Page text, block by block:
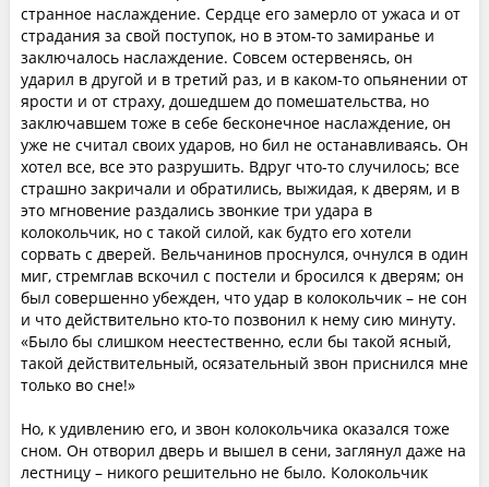
странное наслаждение. Сердце его замерло от ужаса и от
страдания за свой поступок, но в этом-то замиранье и
заключалось наслаждение. Совсем остервенясь, он
ударил в другой и в третий раз, и в каком-то опьянении от
ярости и от страху, дошедшем до помешательства, но
заключавшем тоже в себе бесконечное наслаждение, он
уже не считал своих ударов, но бил не останавливаясь. Он
хотел все, все это разрушить. Вдруг что-то случилось; все
страшно закричали и обратились, выжидая, к дверям, и в
это мгновение раздались звонкие три удара в
колокольчик, но с такой силой, как будто его хотели
сорвать с дверей. Вельчанинов проснулся, очнулся в один
миг, стремглав вскочил с постели и бросился к дверям; он
был совершенно убежден, что удар в колокольчик – не сон
и что действительно кто-то позвонил к нему сию минуту.
«Было бы слишком неестественно, если бы такой ясный,
такой действительный, осязательный звон приснился мне
только во сне!»
Но, к удивлению его, и звон колокольчика оказался тоже
сном. Он отворил дверь и вышел в сени, заглянул даже на
лестницу – никого решительно не было. Колокольчик